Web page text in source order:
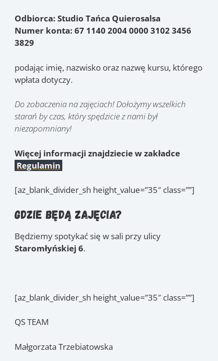
Odbiorca: Studio Tańca Quierosalsa
Numer konta: 67 1140 2004 0000 3102 3456
3829
podając imię, nazwisko oraz nazwę kursu, którego
wpłata dotyczy.
Do zobaczenia na zajęciach! Dołożymy wszelkich
starań by czas, który spędzicie z nami był
niezapomniany!
Więcej informacji znajdziecie w zakładce
Regulamin
[az_blank_divider_sh height_value=”35″ class=””]
Gdzie będą zajęcia?
Będziemy spotykać się w sali przy ulicy
Staromłyńskiej 6.
[az_blank_divider_sh height_value=”35″ class=””]
QS TEAM
Małgorzata Trzebiatowska